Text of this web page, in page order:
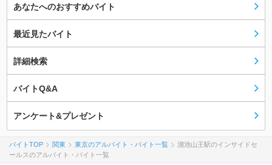
あなたへのおすすめバイト
最近見たバイト
詳細検索
バイトQ&A
アンケート&プレゼント
バイトTOP 関東 東京のアルバイト・バイト一覧
溜池山王駅のインサイドセ
ールスのアルバイト・バイト一覧